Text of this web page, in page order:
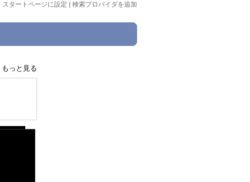
スタートページに設定 | 検索プロバイダを追加
もっと見る